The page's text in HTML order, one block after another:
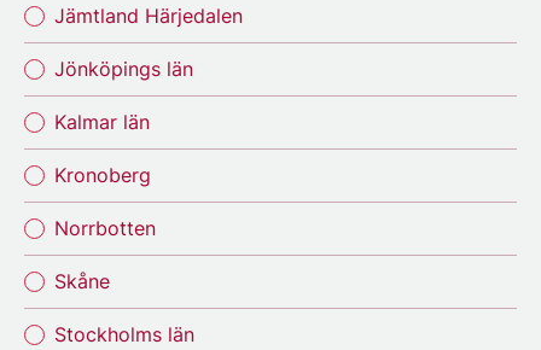
Jämtland Härjedalen
Jönköpings län
Kalmar län
Kronoberg
Norrbotten
Skåne
Stockholms län